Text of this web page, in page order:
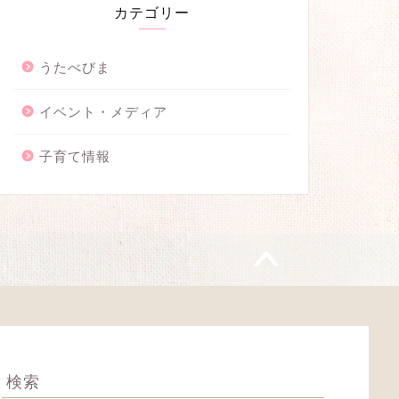
カテゴリー
うたべびま
イベント・メディア
子育て情報
検索